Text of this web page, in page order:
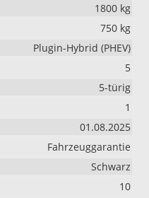
1800 kg
750 kg
Plugin-Hybrid (PHEV)
5
5-türig
1
01.08.2025
Fahrzeuggarantie
Schwarz
10